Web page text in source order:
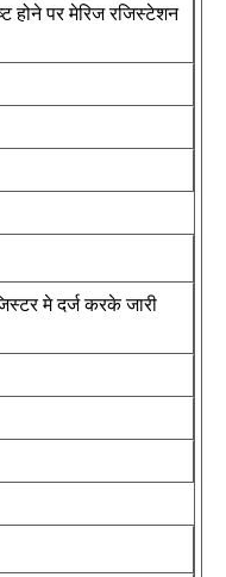
होने पर मेरिज रजिस्टेशन
मे दर्ज करके जारी